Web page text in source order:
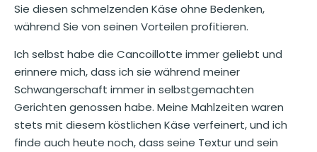
Sie diesen schmelzenden Käse ohne Bedenken,
während Sie von seinen Vorteilen profitieren.
Ich selbst habe die Cancoillotte immer geliebt und
erinnere mich, dass ich sie während meiner
Schwangerschaft immer in selbstgemachten
Gerichten genossen habe. Meine Mahlzeiten waren
stets mit diesem köstlichen Käse verfeinert, und ich
finde auch heute noch, dass seine Textur und sein